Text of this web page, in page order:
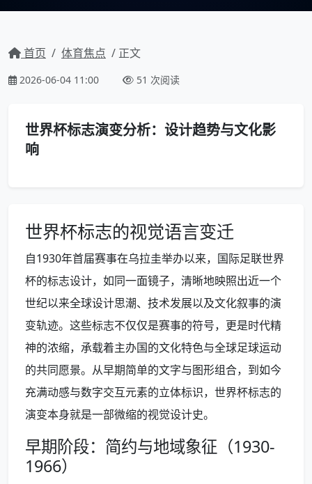
首页 / 体育焦点 / 正文
2026-06-04 11:00 51 次阅读
世界杯标志演变分析：设计趋势与文化影
响
世界杯标志的视觉语言变迁
自1930年首届赛事在乌拉圭举办以来，国际足联世界
杯的标志设计，如同一面镜子，清晰地映照出近一个
世纪以来全球设计思潮、技术发展以及文化叙事的演
变轨迹。这些标志不仅仅是赛事的符号，更是时代精
神的浓缩，承载着主办国的文化特色与全球足球运动
的共同愿景。从早期简单的文字与图形组合，到如今
充满动感与数字交互元素的立体标识，世界杯标志的
演变本身就是一部微缩的视觉设计史。
早期阶段：简约与地域象征（1930-
1966）